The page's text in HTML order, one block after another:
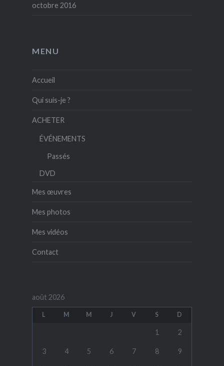
octobre 2016
MENU
Accueil
Qui suis-je ?
ACHETER
ÉVÉNEMENTS
Passés
DVD
Mes œuvres
Mes photos
Mes vidéos
Contact
août 2026
L M M J V S D
1 2
3 4 5 6 7 8 9